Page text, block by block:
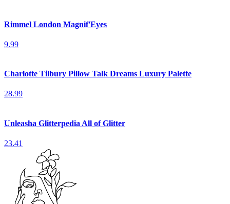
Rimmel London Magnif'Eyes
9.99
Charlotte Tilbury Pillow Talk Dreams Luxury Palette
28.99
Unleasha Glitterpedia All of Glitter
23.41